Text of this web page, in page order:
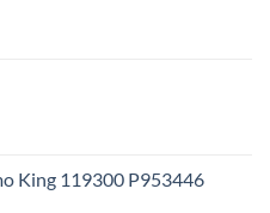
King 119300 P953446